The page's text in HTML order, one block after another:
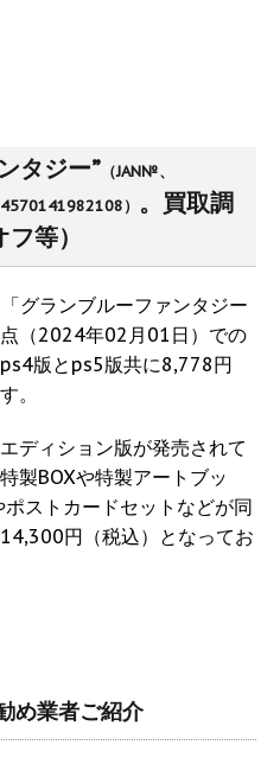
タジー” （JAN№、
） 。買取調
等）
グランブルーファンタジー
（2024年02月01日）での
版とps5版共に8,778円
。
ディション版が発売されて
製BOXや特製アートブッ
ストカードセットなどが同
円（税込）となってお
め業者ご紹介